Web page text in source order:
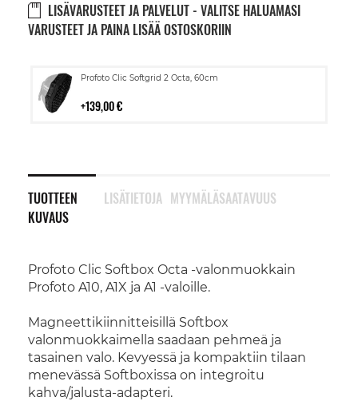
LISÄVARUSTEET JA PALVELUT - VALITSE HALUAMASI
VARUSTEET JA PAINA LISÄÄ OSTOSKORIIN
Profoto Clic Softgrid 2 Octa, 60cm
139,00 €
Lisää
TUOTTEEN
KUVAUS
Profoto Clic Softbox Octa -valonmuokkain
Profoto A10, A1X ja A1 -valoille.
Magneettikiinnitteisillä Softbox
valonmuokkaimella saadaan pehmeä ja
tasainen valo. Kevyessä ja kompaktiin tilaan
menevässä Softboxissa on integroitu
kahva/jalusta-adapteri.
LISÄTIETOJA MYYMÄLÄSAATAVUUS